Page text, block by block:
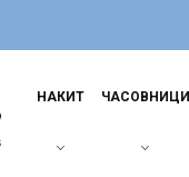
НАКИТ ЧАСОВНИЦИ